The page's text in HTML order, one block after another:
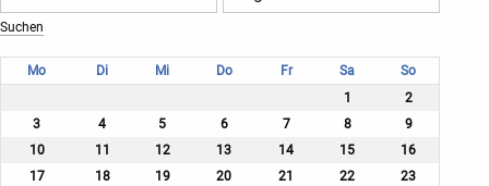
Mo Di Mi Do Fr Sa
So
1
2
3
4 5 6 7 8
9
10
11 12 13 14 15
16
17
18 19 20 21 22
23